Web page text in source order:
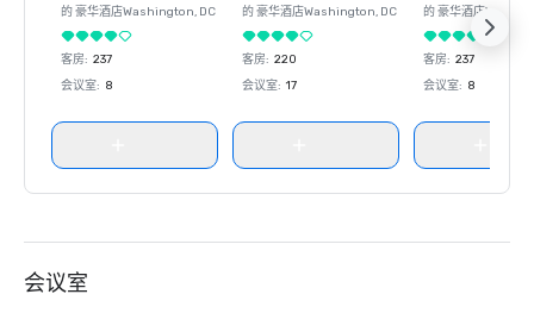
的 豪华酒店Washington, DC
客房: 237
会议室: 8
的 豪华酒店Washington, DC
客房: 220
会议室: 17
的 豪华酒店
客房: 237
会议室: 8
会议室